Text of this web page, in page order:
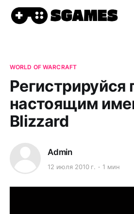
WORLD OF WARCRAFT
Регистрируйся
настоящим
Blizzard
Admin
12 июля 2010 г. 1 мин